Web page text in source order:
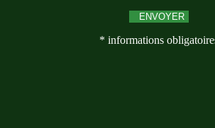
* informations